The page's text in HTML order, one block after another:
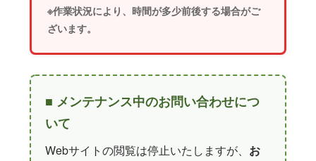
※作業状況により、時間が多少前後する場合がご
ざいます。
■ メンテナンス中のお問い合わせにつ
いて
Webサイトの閲覧は停止いたしますが、 お